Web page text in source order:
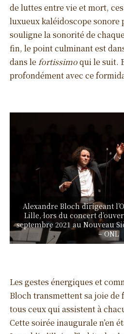
de luttes entre vie et mort,
luxueux kaléidoscope sonore
souligne la sonorité de
fin, le point culminant est
dans le fortissimoqui le suit.
profondément avec ce
Alexandre Bloch dirigeant
Lille, lors du concert
septembre 2021 au Nouveau
– ONL
Les gestes énergiques et
Bloch transmettent sa joie de
tous ceux qui assistent à
Cette soirée inaugurale n’en